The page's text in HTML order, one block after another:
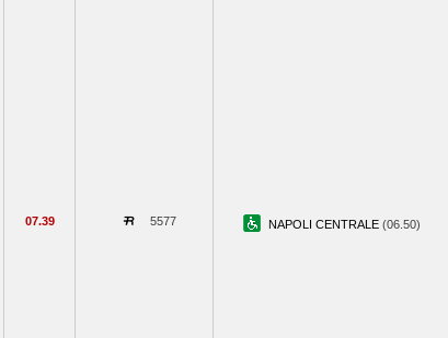
07.39 5577 NAPOLI CENTRALE (06.50)